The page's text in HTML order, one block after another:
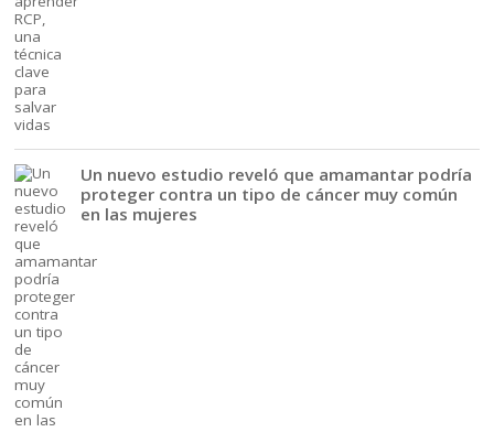
Un nuevo estudio reveló que amamantar podría
proteger contra un tipo de cáncer muy común
en las mujeres